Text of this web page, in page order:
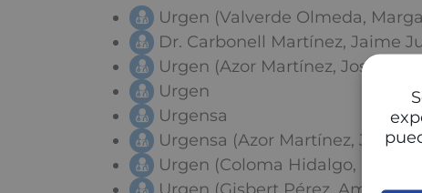
Urgen (Valverde Olmeda,
Dr. Carbonell Martínez, Jaime
Urgen (Azor Martínez, José
Urgen
Urgensa
Urgensa (Azor Martínez, José
Urgen (Coloma Hidalgo, Pilar)
Urgen (Gisbert Pérez, Amparo)